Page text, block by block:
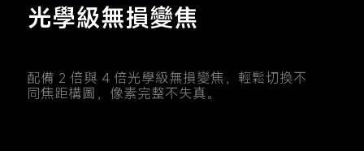
光學級無損變焦
配備 2 倍與 4 倍光學級無損變焦，輕鬆切換不
同焦距構圖，像素完整不失真。